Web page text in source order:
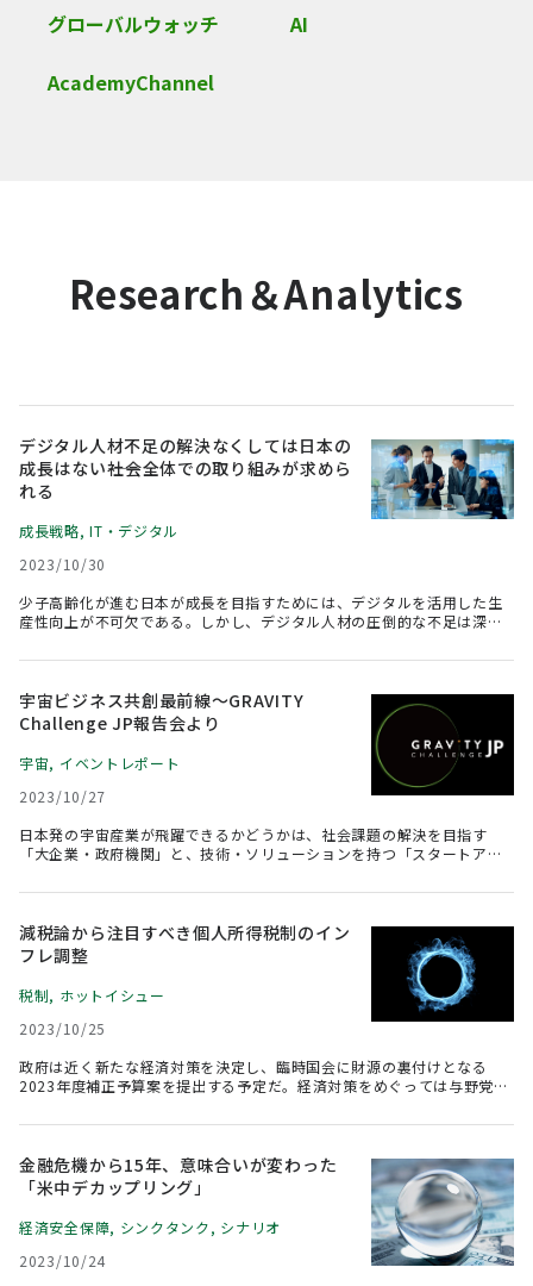
グローバルウォッチ AI
AcademyChannel
Research＆Analytics
デジタル人材不足の解決なくしては日本の
成長はない――社会全体での取り組みが求めら
れる
成長戦略,IT・デジタル
2023/10/30
少子高齢化が進む日本が成長を目指すためには、デジタルを活用した生
産性向上が不可欠である。しかし、デジタル人材の圧倒的な不足は深刻
在という「三重苦」の状態にある。昨今リスキリングがバズワード化し
めることが求められる。IT企業、ユーザ企業、教育機関、地域それぞれ
に異なる人材不足の課題と有効な対応策を見直し、社会全体で取り組む
必要がある。
宇宙ビジネス共創最前線～GRAVITY
Challenge JP報告会より
宇宙, イベントレポート
2023/10/27
日本発の宇宙産業が飛躍できるかどうかは、社会課題の解決を目指す
「大企業・政府機関」と、技術・ソリューションを持つ「スタートアッ
デロイト トーマツ グループが立ち上げた宇宙特化型アクセラレーション
次々に誕生し、9月14日には報告会が開催された。その骨子をレポート
する。
減税論から注目すべき個人所得税制のイン
フレ調整
税制, ホットイシュー
2023/10/25
政府は近く新たな経済対策を決定し、臨時国会に財源の裏付けとなる
2023年度補正予算案を提出する予定だ。経済対策をめぐっては与野党か
た物価が急激に上昇したことで、国民の実生活に影響が広がっているこ
からブラケット・クリープへの対応について考察する。所得税制の見直
しは消費に影響を与え得るため、企業もその動向には注視を求められそ
うだ。
金融危機から15年、意味合いが変わった
「米中デカップリング」
経済安全保障, シンクタンク, シナリオ
2023/10/24